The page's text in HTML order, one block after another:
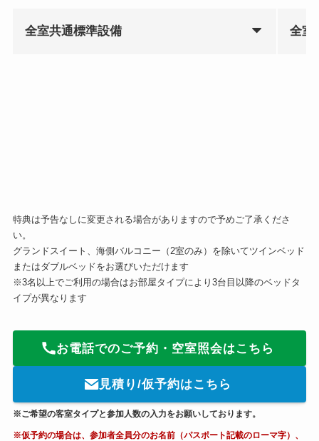
全室共通標準設備 全室
特典は予告なしに変更される場合がありますので予めご了承くださ
い。
グランドスイート、海側バルコニー（2室のみ）を除いてツインベッド
またはダブルベッドをお選びいただけます
※3名以上でご利用の場合はお部屋タイプにより3台目以降のベッドタ
イプが異なります
お電話でのご予約・空室照会はこちら
見積り/仮予約はこちら
※ご希望の客室タイプと参加人数の入力をお願いしております。
※仮予約の場合は、参加者全員分のお名前（パスポート記載のローマ字）、